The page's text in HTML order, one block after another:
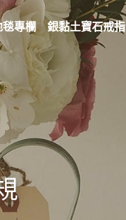
專欄 銀黏土寶石戒指